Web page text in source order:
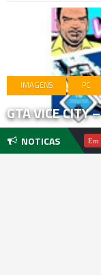
IMAGENS PC
GTA VICE CITY
NOTICAS
Pachter Em